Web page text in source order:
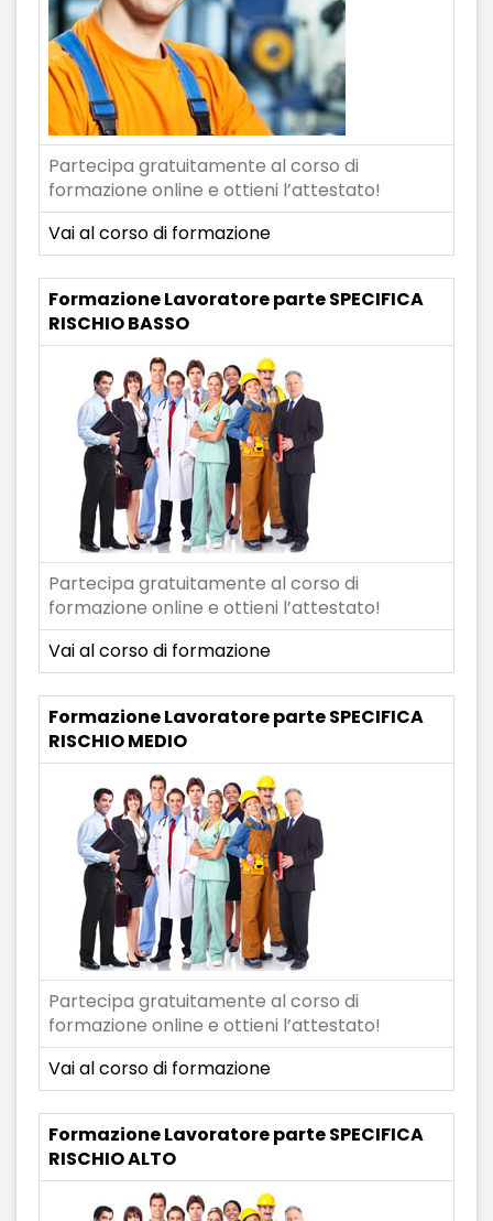
Partecipa gratuitamente al corso di
formazione online e ottieni l’attestato!
Vai al corso di formazione
Formazione Lavoratore parte SPECIFICA
RISCHIO BASSO
Partecipa gratuitamente al corso di
formazione online e ottieni l’attestato!
Vai al corso di formazione
Formazione Lavoratore parte SPECIFICA
RISCHIO MEDIO
Partecipa gratuitamente al corso di
formazione online e ottieni l’attestato!
Vai al corso di formazione
Formazione Lavoratore parte SPECIFICA
RISCHIO ALTO